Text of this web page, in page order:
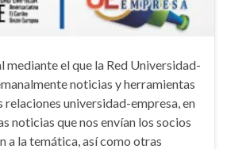
mediante el que la Red Universidad-
noticias y herramientas
relaciones universidad-empresa, en
noticias que nos envían los socios
a la temática, así como otras